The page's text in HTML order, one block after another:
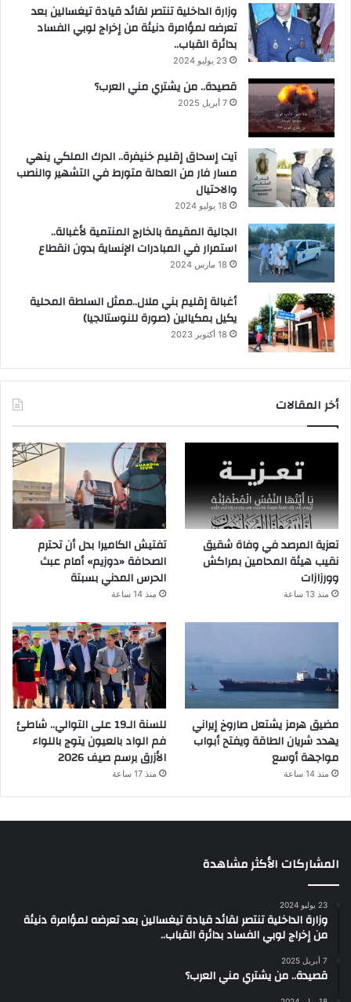
وزارة الداخلية تنتصر لقائد قيادة تيغسالين بعد
تعرضه لمؤامرة دنيئة من إخراج لوبي الفساد
بدائرة القباب..
23 يوليو 2024
قصيدة.. من يشتري مني العرب؟
7 أبريل 2025
آيت إسحاق إقليم خنيفرة.. الدرك الملكي ينهي
مسار فار من العدالة متورط في التشهير والنصب
والاحتيال
18 يوليو 2024
الجالية المقيمة بالخارج المنتمية لأغبالة..
استمرار في المبادرات الإنساية بدون انقطاع
18 مارس 2024
أغبالة إقليم بني ملال..ممثل السلطة المحلية
يكيل بمكيالين (صورة للنوستالجيا)
18 أكتوبر 2023
أخر المقالات
تعزية المرصد في وفاة شقيق
نقيب هيئة المحامين بمراكش
وورزازات
منذ 13 ساعة
تفتيش الكاميرا بدل أن تحترم
الصحافة «دوزيم» أمام عبث
الحرس المدني بسبتة
منذ 14 ساعة
مضيق هرمز يشتعل صاروخ إيراني
يهدد شريان الطاقة ويفتح أبواب
مواجهة أوسع
منذ 14 ساعة
للسنة الـ19 على التوالي.. شاطئ
فم الواد بالعيون يتوج باللواء
الأزرق برسم صيف 2026
منذ 17 ساعة
المشاركات الأكثر مشاهدة
23 يوليو 2024
وزارة الداخلية تنتصر لقائد قيادة تيغسالين بعد تعرضه لمؤامرة دنيئة
من إخراج لوبي الفساد بدائرة القباب..
7 أبريل 2025
قصيدة.. من يشتري مني العرب؟